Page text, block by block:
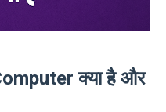
क्या है और